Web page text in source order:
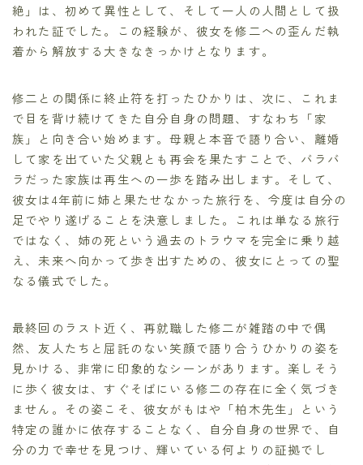
絶」は、初めて異性として、そして一人の人間として扱
われた証でした。この経験が、彼女を修二への歪んだ執
着から解放する大きなきっかけとなります。
修二との関係に終止符を打ったひかりは、次に、これま
で目を背け続けてきた自分自身の問題、すなわち「家
族」と向き合い始めます。母親と本音で語り合い、離婚
して家を出ていた父親とも再会を果たすことで、バラバ
ラだった家族は再生への一歩を踏み出します。そして、
彼女は4年前に姉と果たせなかった旅行を、今度は自分の
足でやり遂げることを決意しました。これは単なる旅行
ではなく、姉の死という過去のトラウマを完全に乗り越
え、未来へ向かって歩き出すための、彼女にとっての聖
なる儀式でした。
最終回のラスト近く、再就職した修二が雑踏の中で偶
然、友人たちと屈託のない笑顔で語り合うひかりの姿を
見かける、非常に印象的なシーンがあります。楽しそう
に歩く彼女は、すぐそばにいる修二の存在に全く気づき
ません。その姿こそ、彼女がもはや「柏木先生」という
特定の誰かに依存することなく、自分自身の世界で、自
分の力で幸せを見つけ、輝いている何よりの証拠でし